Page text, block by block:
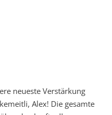
neueste Verstärkung
Alex! Die gesamte